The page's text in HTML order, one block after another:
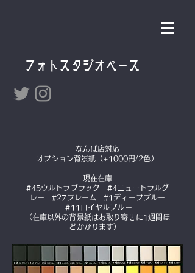
フォトスタジオベース
なんば店対応
オプション背景紙（+1000円/2色）
現在在庫
#45ウルトラブラック #4ニュートラルグ
レー #27フレーム #1ディープブルー
#11ロイヤルブルー
​（在庫以外の背景紙はお取り寄せに1週間ほ
どかかります）